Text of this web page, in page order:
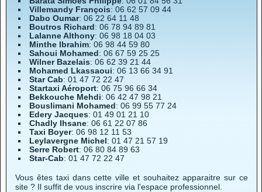
Villemandy François: 06 62 57 09 44
Dabo Oumar: 06 22 64 11 48
Boutros Richard: 06 78 94 89 81
Lalanne Althony: 06 98 18 04 03
Minthe Ibrahim: 06 98 44 59 80
Sahoui Mohamed: 06 67 59 25 25
Wilner Bazelais: 06 62 39 21 44
Mohamed Lkassaoui: 06 13 66 34 91
Star Cab: 01 47 72 22 47
Startaxi Aéroport: 06 75 96 66 34
Bekkouche Mehdi: 06 42 47 98 21
Bouslimani Mohamed: 06 99 55 77 24
Edery Jacques: 01 49 01 21 10
Chadly Ihsane: 06 61 22 07 86
Taxi Boyer: 06 98 12 11 53
Leylavergne Michel: 01 47 21 57 19
Serre Robert: 06 80 84 89 63
Star-Cab: 01 47 72 22 47
Vous êtes taxi dans cette ville et souhaitez apparaitre sur ce
site ? Il suffit de vous inscrire via l'espace professionnel.